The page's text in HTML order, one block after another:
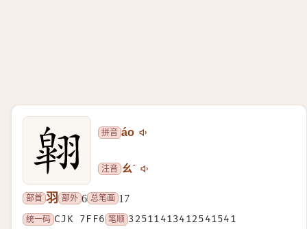
拼音 áo
注音 ㄠˊ
部首 羽 部外 6 总笔画 17
统一码 CJK 7FF6 笔顺 32511413412541541